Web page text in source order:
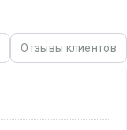
Отзывы клиентов